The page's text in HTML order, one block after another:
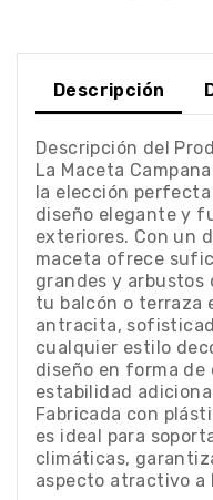
Descripción
Descripción del
La Maceta
la elección
diseño elegante y
exteriores. Con un
maceta ofrece
grandes y
tu balcón o terraza
antracita,
cualquier estilo
diseño en forma de
estabilidad
Fabricada con
es ideal para
climáticas,
aspecto atractivo a